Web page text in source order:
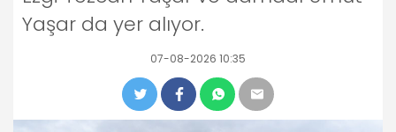
Yaşar da yer alıyor.
07-08-2026 10:35